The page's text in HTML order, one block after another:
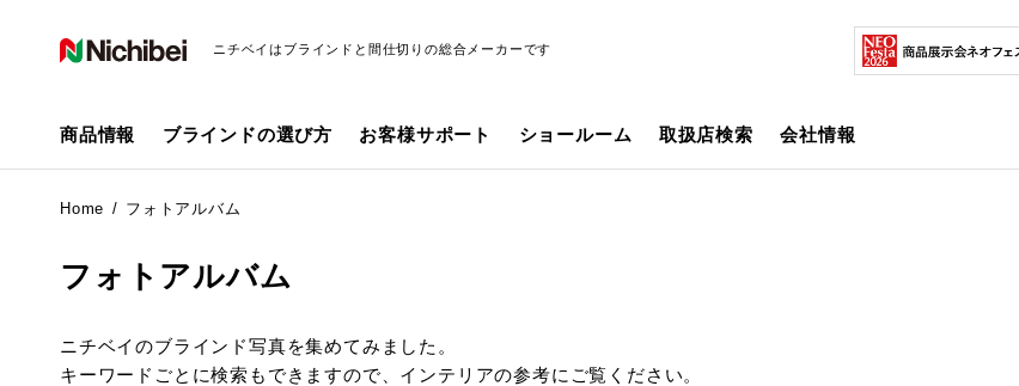
ニチベイはブラインドと間仕切りの総合メーカーです
商品情報 ブラインドの選び方 お客様サポート ショールーム 取扱店検索 会社情報
Home フォトアルバム
フォトアルバム
ニチベイのブラインド写真を集めてみました。
キーワードごとに検索もできますので、インテリアの参考にご覧ください。